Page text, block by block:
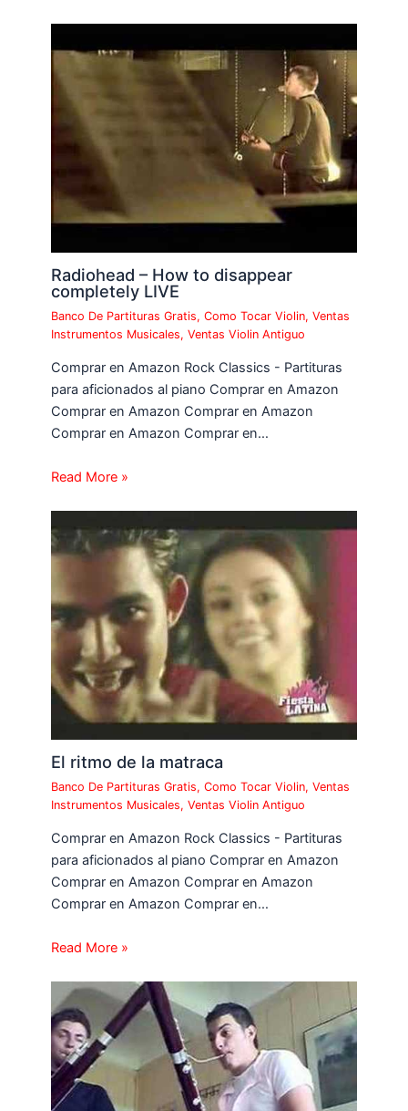
Radiohead – How to disappear
completely LIVE
Banco De Partituras Gratis,Como Tocar Violin,Ventas
Instrumentos Musicales,Ventas Violin Antiguo
Comprar en Amazon Rock Classics - Partituras
para aficionados al piano Comprar en Amazon
Comprar en Amazon Comprar en Amazon
Comprar en Amazon Comprar en…
Read More »
El ritmo de la matraca
Banco De Partituras Gratis,Como Tocar Violin,Ventas
Instrumentos Musicales,Ventas Violin Antiguo
Comprar en Amazon Rock Classics - Partituras
para aficionados al piano Comprar en Amazon
Comprar en Amazon Comprar en Amazon
Comprar en Amazon Comprar en…
Read More »